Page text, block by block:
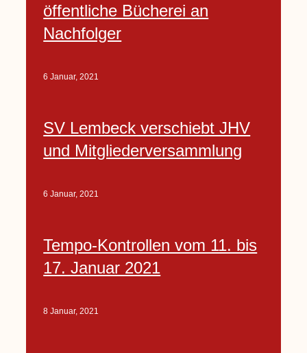
öffentliche Bücherei an
Nachfolger
6 Januar, 2021
SV Lembeck verschiebt JHV
und Mitgliederversammlung
6 Januar, 2021
Tempo-Kontrollen vom 11. bis
17. Januar 2021
8 Januar, 2021